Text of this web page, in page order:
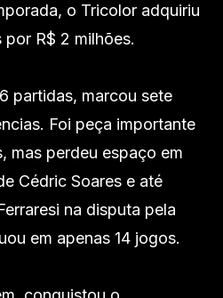
o Tricolor adquiriu
R$ 2 milhões.
partidas, marcou sete
Foi peça importante
mas perdeu espaço em
Cédric Soares e até
na disputa pela
em apenas 14 jogos.